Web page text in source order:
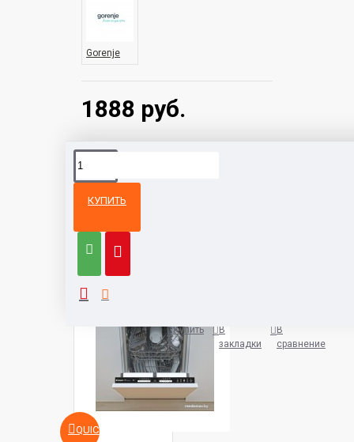
1888 руб.
Gorenje
КУПИТЬ
категории
QUICKVIEW
Купить
В
закладки
В
сравнение